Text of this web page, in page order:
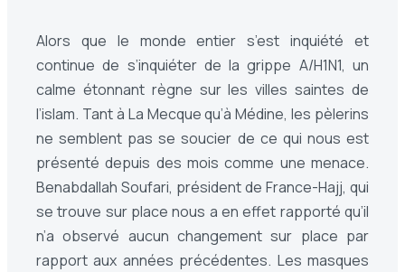
Alors que le monde entier s’est inquiété et
continue de s’inquiéter de la grippe A/H1N1, un
calme étonnant règne sur les villes saintes de
l’islam. Tant à La Mecque qu’à Médine, les pèlerins
ne semblent pas se soucier de ce qui nous est
présenté depuis des mois comme une menace.
Benabdallah Soufari, président de France-Hajj, qui
se trouve sur place nous a en effet rapporté qu’il
n’a observé aucun changement sur place par
rapport aux années précédentes. Les masques